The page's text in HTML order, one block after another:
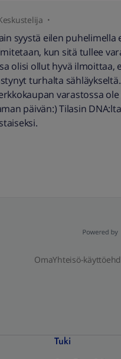
syystä eilen puhelimella
kun sitä tullee
olisi ollut hyvä ilmoittaa,
turhalta
varastossa
päivän:) Tilasin
OmaYhteisö-
Tuki